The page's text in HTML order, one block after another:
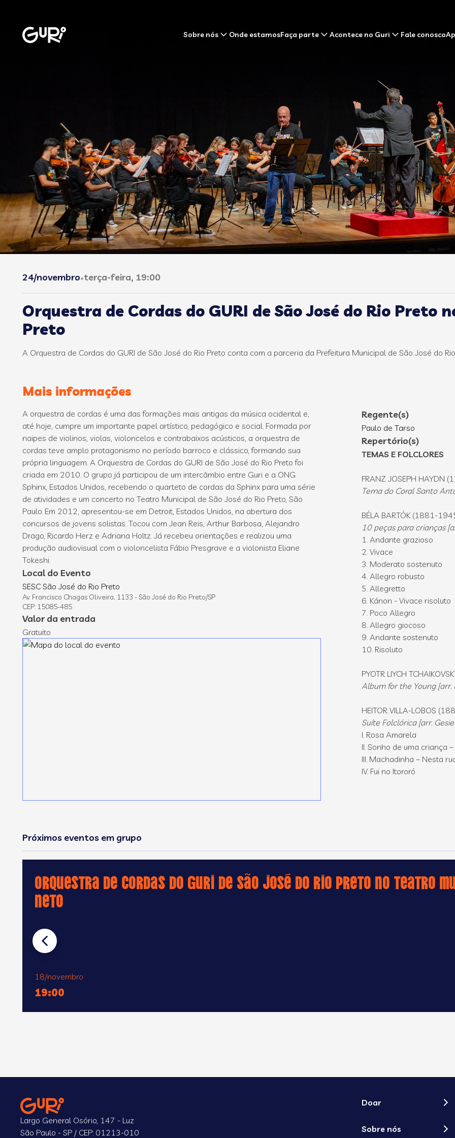
Sobre nós Onde estamosFaça parte Acontece no Guri Fale conosco
24/novembro•terça-feira, 19:00
Orquestra de Cordas do GURI de São José do Rio Preto
Preto
A Orquestra de Cordas do GURI de São José do Rio Preto conta com a parceria da Prefeitura Municipal de São José do
Mais informações
A orquestra de cordas é uma das formações mais antigas da música ocidental e,
até hoje, cumpre um importante papel artístico, pedagógico e social. Formada por
naipes de violinos, violas, violoncelos e contrabaixos acústicos, a orquestra de
cordas teve amplo protagonismo no período barroco e clássico, formando sua
própria linguagem. A Orquestra de Cordas do GURI de São José do Rio Preto foi
criada em 2010. O grupo já participou de um intercâmbio entre Guri e a ONG
Sphinx, Estados Unidos, recebendo o quarteto de cordas da Sphinx para uma série
de atividades e um concerto no Teatro Municipal de São José do Rio Preto, São
Paulo. Em 2012, apresentou-se em Detroit, Estados Unidos, na abertura dos
concursos de jovens solistas. Tocou com Jean Reis, Arthur Barbosa, Alejandro
Drago, Ricardo Herz e Adriana Holtz. Já recebeu orientações e realizou uma
produção audiovisual com o violoncelista Fábio Presgrave e a violonista Eliane
Tokeshi.
Local do Evento
SESC São José do Rio Preto
Av. Francisco Chagas Oliveira, 1133 - São José do Rio Preto/SP
CEP: 15085-485
Valor da entrada
Gratuito
Regente(s)
Paulo de Tarso
Repertório(s)
TEMAS E FOLCLORES
FRANZ JOSEPH HAYDN
Tema do Coral Santo
BÉLA BARTÓK (1881-
10 peças para crianças
1. Andante grazioso
2. Vivace
3. Moderato sostenuto
4. Allegro robusto
5. Allegretto
6. Kánon - Vivace risoluto
7. Poco Allegro
8. Allegro giocoso
9. Andante sostenuto
10. Risoluto
PYOTR LIYCH
Album for the Young [arr.
HEITOR VILLA-LOBOS
Suíte Folclórica [arr.
I. Rosa Amarela
II. Sonho de uma criança
III. Machadinha – Nesta
IV. Fui no Itororó
Próximos eventos em grupo
Orquestra de Cordas do GURI de São José do Rio Preto no Teatro
Neto
18/novembro
19:00
Largo General Osório, 147 - Luz
São Paulo - SP / CEP: 01213-010
Doar
Sobre nós